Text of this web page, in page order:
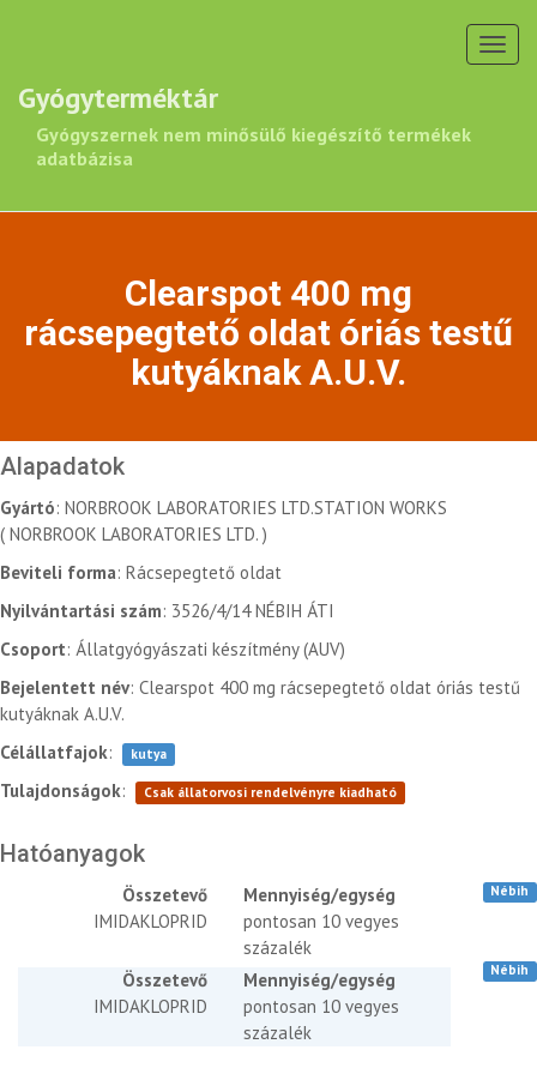
Gyógyterméktár
Gyógyszernek nem minősülő kiegészítő termékek
adatbázisa
Clearspot 400 mg
rácsepegtető oldat óriás testű
kutyáknak A.U.V.
Alapadatok
Gyártó: NORBROOK LABORATORIES LTD.STATION WORKS
( NORBROOK LABORATORIES LTD. )
Beviteli forma: Rácsepegtető oldat
Nyilvántartási szám: 3526/4/14 NÉBIH ÁTI
Csoport: Állatgyógyászati készítmény (AUV)
Bejelentett név: Clearspot 400 mg rácsepegtető oldat óriás testű
kutyáknak A.U.V.
Célállatfajok: kutya
Tulajdonságok: Csak állatorvosi rendelvényre kiadható
Hatóanyagok
Összetevő
Mennyiség/egység
IMIDAKLOPRID
pontosan 10 vegyes
százalék
Nébih
Összetevő
Mennyiség/egység
IMIDAKLOPRID
pontosan 10 vegyes
százalék
Nébih